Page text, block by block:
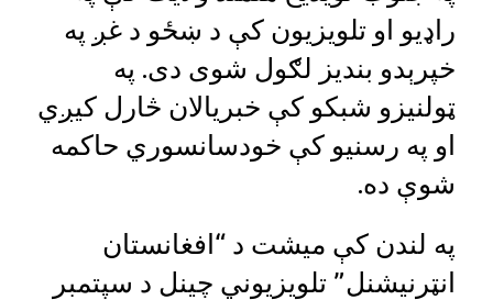
راډیو او تلویزیون کې د ښځو د غږ په
خپرېدو بندیز لګول شوی دی. په
ټولنیزو شبکو کې خبریالان څارل کیږي
او په رسنیو کې خودسانسوري حاکمه
شوې ده.
په لندن کې میشت د “افغانستان
انټرنیشنل” تلویزیوني چینل د سپتمبر